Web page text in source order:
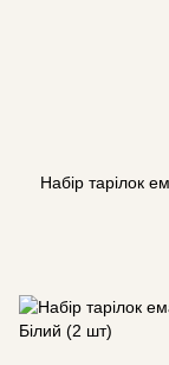
Набір тарілок